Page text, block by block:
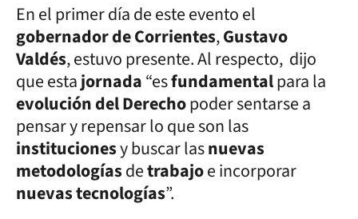
En el primer día de este evento el
gobernador de Corrientes,Gustavo
Valdés, estuvo presente. Al respecto, dijo
que estajornada“esfundamentalpara la
evolución del Derechopoder sentarse a
pensar y repensar lo que son las
institucionesy buscar lasnuevas
metodologíasdetrabajoe incorporar
nuevas tecnologías”.